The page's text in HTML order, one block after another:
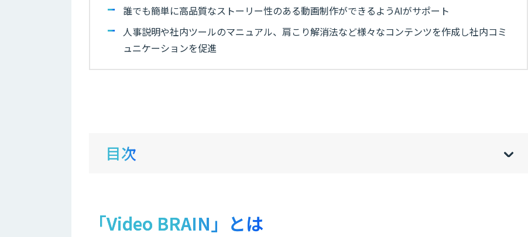
誰でも簡単に高品質なストーリー性のある動画制作ができるようAIがサポート
人事説明や社内ツールのマニュアル、肩こり解消法など様々なコンテンツを作成し社内コミ
ュニケーションを促進
目次 [hi
]
[sh
]
「Video BRAIN」とは